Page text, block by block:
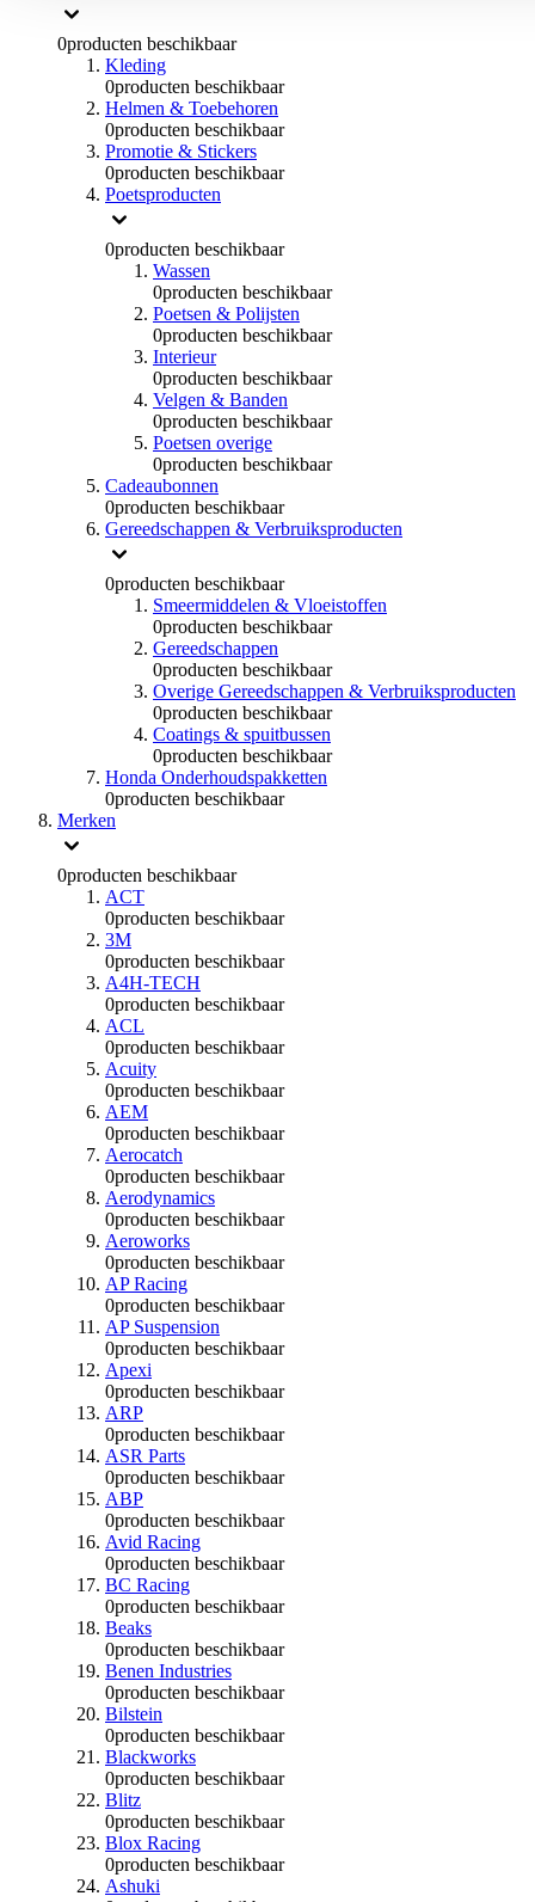
0producten beschikbaar
Kleding
0producten beschikbaar
Helmen & Toebehoren
0producten beschikbaar
Promotie & Stickers
0producten beschikbaar
Poetsproducten
0producten beschikbaar
Wassen
0producten beschikbaar
Poetsen & Polijsten
0producten beschikbaar
Interieur
0producten beschikbaar
Velgen & Banden
0producten beschikbaar
Poetsen overige
0producten beschikbaar
Cadeaubonnen
0producten beschikbaar
Gereedschappen & Verbruiksproducten
0producten beschikbaar
Smeermiddelen & Vloeistoffen
0producten beschikbaar
Gereedschappen
0producten beschikbaar
Overige Gereedschappen & Verbruiksproducten
0producten beschikbaar
Coatings & spuitbussen
0producten beschikbaar
Honda Onderhoudspakketten
0producten beschikbaar
Merken
0producten beschikbaar
ACT
0producten beschikbaar
3M
0producten beschikbaar
A4H-TECH
0producten beschikbaar
ACL
0producten beschikbaar
Acuity
0producten beschikbaar
AEM
0producten beschikbaar
Aerocatch
0producten beschikbaar
Aerodynamics
0producten beschikbaar
Aeroworks
0producten beschikbaar
AP Racing
0producten beschikbaar
AP Suspension
0producten beschikbaar
Apexi
0producten beschikbaar
ARP
0producten beschikbaar
ASR Parts
0producten beschikbaar
ABP
0producten beschikbaar
Avid Racing
0producten beschikbaar
BC Racing
0producten beschikbaar
Beaks
0producten beschikbaar
Benen Industries
0producten beschikbaar
Bilstein
0producten beschikbaar
Blackworks
0producten beschikbaar
Blitz
0producten beschikbaar
Blox Racing
0producten beschikbaar
Ashuki